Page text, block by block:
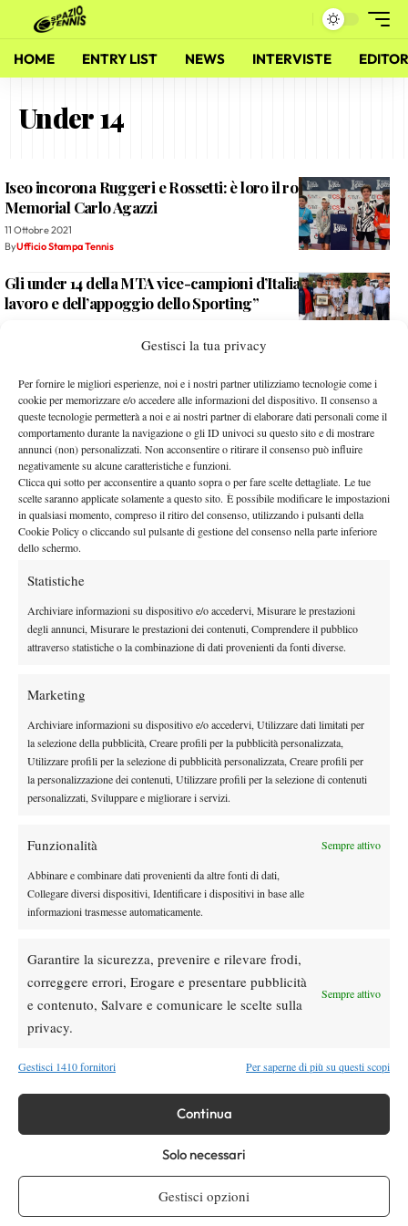
Gestisci la tua privacy
Per fornire le migliori esperienze, noi e i nostri partner utilizziamo tecnologie come i
cookie per memorizzare e/o accedere alle informazioni del dispositivo. Il consenso a
queste tecnologie permetterà a noi e ai nostri partner di elaborare dati personali come il
comportamento durante la navigazione o gli ID univoci su questo sito e di mostrare
annunci (non) personalizzati. Non acconsentire o ritirare il consenso può influire
negativamente su alcune caratteristiche e funzioni.
Clicca qui sotto per acconsentire a quanto sopra o per fare scelte dettagliate. Le tue
scelte saranno applicate solamente a questo sito. È possibile modificare le impostazioni
in qualsiasi momento, compreso il ritiro del consenso, utilizzando i pulsanti della
Cookie Policy o cliccando sul pulsante di gestione del consenso nella parte inferiore
dello schermo.
Statistiche
Archiviare informazioni su dispositivo e/o accedervi, Misurare le prestazioni
degli annunci, Misurare le prestazioni dei contenuti, Comprendere il pubblico
attraverso statistiche o la combinazione di dati provenienti da fonti diverse.
Marketing
Archiviare informazioni su dispositivo e/o accedervi, Utilizzare dati limitati per
la selezione della pubblicità, Creare profili per la pubblicità personalizzata,
Utilizzare profili per la selezione di pubblicità personalizzata, Creare profili per
la personalizzazione dei contenuti, Utilizzare profili per la selezione di contenuti
personalizzati, Sviluppare e migliorare i servizi.
Funzionalità Sempre attivo
Abbinare e combinare dati provenienti da altre fonti di dati,
Collegare diversi dispositivi, Identificare i dispositivi in base alle
informazioni trasmesse automaticamente.
Garantire la sicurezza, prevenire e rilevare frodi,
correggere errori, Erogare e presentare pubblicità
e contenuto, Salvare e comunicare le scelte sulla
privacy.
Sempre attivo
Gestisci 1410 fornitori Per saperne di più su questi scopi
Continua
Solo necessari
Gestisci opzioni
HOME ENTRY LIST NEWS INTERVISTE
Under 14
Iseo incorona Ruggeri e Rossetti: è loro il rodeo under
Memorial Carlo Agazzi
11 Ottobre 2021
ByUfficio Stampa Tennis
Gli under 14 della MTA vice-campioni d’Italia: “Il frutto del
lavoro e dell’appoggio dello Sporting”
Gli under 14 della MTA fra le migliori otto squadre d’Italia:
da venerdì si giocano lo scudetto
21 Settembre 2021
Ufficio Stampa Tennis
Gli ‘enfants terribles’ della MTA ripartono da Milano, a
caccia delle finali nazionali
15 Settembre 2021
Ufficio Stampa Tennis
Facebook
Instagram
Testata giornalisticaSpazio Tennisregistrata Aut-Trib Milano n°
10268 del 15/09/2025
Editore: VIBES MEDIA SRL
, P.iva 14250480960
HOME
ENTRY LIST